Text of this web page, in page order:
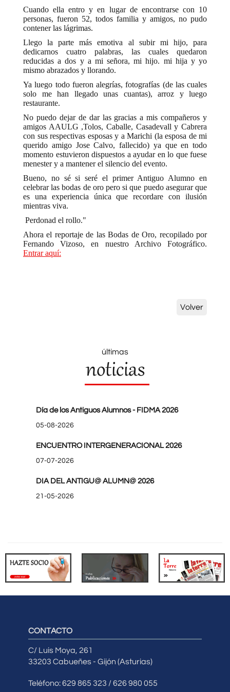
Cuando ella entro y en lugar de encontrarse con 10
personas, fueron 52, todos familia y amigos, no pudo
contener las lágrimas.
Llego la parte más emotiva al subir mi hijo, para
dedicarnos cuatro palabras, las cuales quedaron
reducidas a dos y a mi señora, mi hijo. mi hija y yo
mismo abrazados y llorando.
Ya luego todo fueron alegrías, fotografías (de las cuales
solo me han llegado unas cuantas), arroz y luego
restaurante.
No puedo dejar de dar las gracias a mis compañeros y
amigos AAULG ,Tolos, Caballe, Casadevall y Cabrera
con sus respectivas esposas y a Marichi (la esposa de mi
querido amigo Jose Calvo, fallecido) ya que en todo
momento estuvieron dispuestos a ayudar en lo que fuese
menester y a mantener el silencio del evento.
Bueno, no sé si seré el primer Antiguo Alumno en
celebrar las bodas de oro pero si que puedo asegurar que
es una experiencia única que recordare con ilusión
mientras viva.
Perdonad el rollo."
Ahora el reportaje de las Bodas de Oro, recopilado por
Fernando Vizoso, en nuestro Archivo Fotográfico.
Entrar aquí:
Volver
últimas
noticias
Día de los Antiguos Alumnos - FIDMA 2026
05-08-2026
ENCUENTRO INTERGENERACIONAL 2026
07-07-2026
DIA DEL ANTIGU@ ALUMN@ 2026
21-05-2026
CONTACTO
C/ Luis Moya, 261
33203 Cabueñes - Gijón (Asturias)
Teléfono: 629 865 323 / 626 980 055